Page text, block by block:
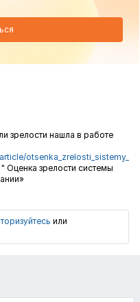
зрелости нашла в работе
otsenka_zrelosti_sistemy_
" Оценка зрелости системы
или